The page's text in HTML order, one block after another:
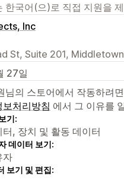
한국어(으)로 직접 지원을
Inc
St, Suite 201,
27일
님의 스토어에서 작동하려
보처리방침 에서 그 이유를
기:
터, 장치 및 활동 데이터
데이터 보기:
자
보기 및 편집: